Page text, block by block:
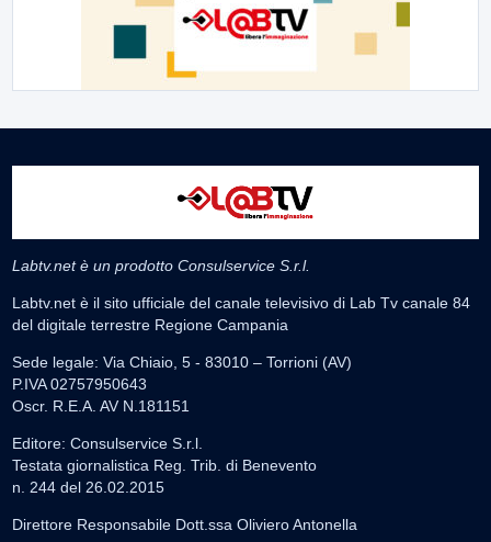
Labtv.net è un prodotto Consulservice S.r.l.
Labtv.net è il sito ufficiale del canale televisivo di Lab Tv canale 84
del digitale terrestre Regione Campania
Sede legale: Via Chiaio, 5 - 83010 – Torrioni (AV)
P.IVA 02757950643
Oscr. R.E.A. AV N.181151
Editore: Consulservice S.r.l.
Testata giornalistica Reg. Trib. di Benevento
n. 244 del 26.02.2015
Direttore Responsabile Dott.ssa Oliviero Antonella